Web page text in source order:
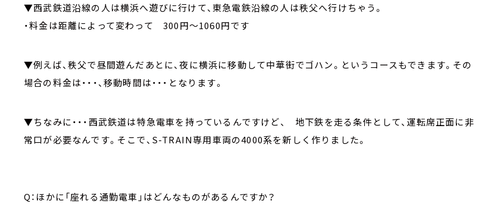
▼西武鉄道沿線の人は横浜へ遊びに行けて、東急電鉄沿線の人は秩父へ行けちゃう。
・料金は距離によって変わって 300円～1060円です
▼例えば、秩父で昼間遊んだあとに、夜に横浜に移動して中華街でゴハン。というコースもできます。その
場合の料金は・・・、移動時間は・・・となります。
▼ちなみに・・・西武鉄道は特急電車を持っているんですけど、 地下鉄を走る条件として、運転席正面に非
常口が必要なんです。そこで、S-TRAIN専用車両の4000系を新しく作りました。
Q：ほかに「座れる通勤電車」はどんなものがあるんですか？